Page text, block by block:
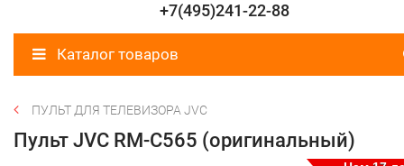
+7(495)241-22-88
Каталог товаров
ПУЛЬТ ДЛЯ ТЕЛЕВИЗОРА JVC
Пульт JVC RM-C565 (оригинальный)